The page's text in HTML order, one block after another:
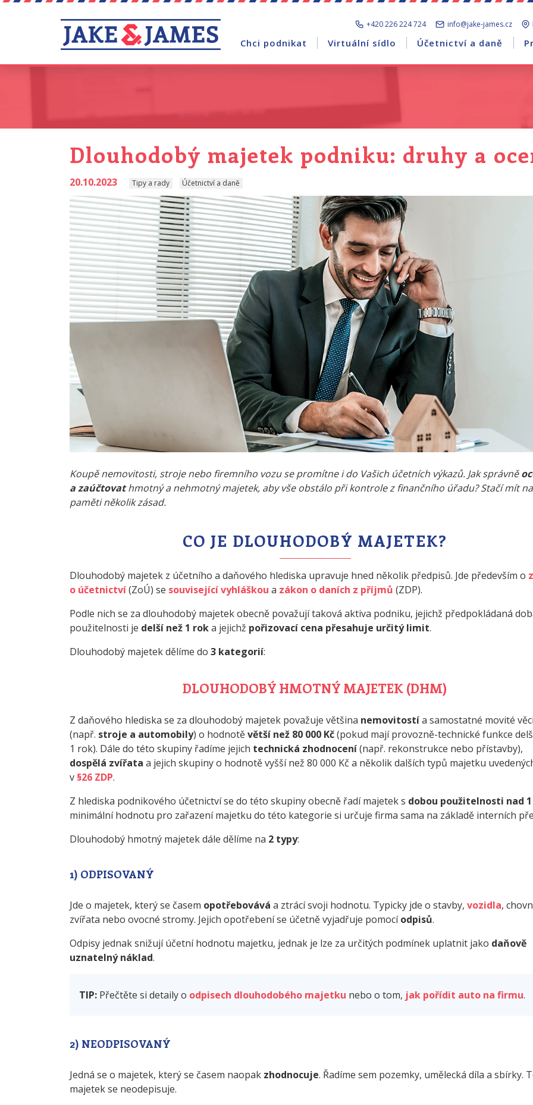
+420 226 224 724 info@jake-james.cz
Chci podnikat Virtuální sídlo Účetnictví a daně
Dlouhodobý majetek podniku: druhy a
20.10.2023 Tipy a rady Účetnictví a daně
Koupě nemovitosti, stroje nebo firemního vozu se promítne i do Vašich účetních výkazů. Jak správně
a zaúčtovathmotný a nehmotný majetek, aby vše obstálo při kontrole z finančního úřadu? Stačí mít na
paměti několik zásad.
CO JE DLOUHODOBÝ MAJETEK?
Dlouhodobý majetek z účetního a daňového hlediska upravuje hned několik předpisů. Jde především o
o účetnictví(ZoÚ) se související vyhláškou a zákon o daních z příjmů (ZDP).
Podle nich se za dlouhodobý majetek obecně považují taková aktiva podniku, jejichž předpokládaná
použitelnosti je delší než 1 roka jejichž pořizovací cena přesahuje určitý limit.
Dlouhodobý majetek dělíme do 3 kategorií:
DLOUHODOBÝ HMOTNÝ MAJETEK (DHM)
Z daňového hlediska se za dlouhodobý majetek považuje většina nemovitostía samostatné movité věci
(např. stroje a automobily) o hodnotěvětší než 80 000 Kč(pokud mají provozně-technické funkce
1 rok). Dále do této skupiny řadíme jejich technická zhodnocení(např. rekonstrukce nebo přístavby),
dospělá zvířata a jejich skupiny o hodnotě vyšší než 80 000 Kč a několik dalších typů majetku
v §26 ZDP.
Z hlediska podnikového účetnictví se do této skupiny obecně řadí majetek s dobou použitelnosti nad
minimální hodnotu pro zařazení majetku do této kategorie si určuje firma sama na základě interních
Dlouhodobý hmotný majetek dále dělíme na 2 typy:
1) ODPISOVANÝ
Jde o majetek, který se časem opotřebovává a ztrácí svoji hodnotu. Typicky jde o stavby, vozidla,
zvířata nebo ovocné stromy. Jejich opotřebení se účetně vyjadřuje pomocíodpisů.
Odpisy jednak snižují účetní hodnotu majetku, jednak je lze za určitých podmínek uplatnit jako daňově
uznatelný náklad.
TIP: Přečtěte si detaily o odpisech dlouhodobého majetku nebo o tom, jak pořídit auto na firmu.
2) NEODPISOVANÝ
Jedná se o majetek, který se časem naopak zhodnocuje. Řadíme sem pozemky, umělecká díla a sbírky.
majetek se neodepisuje.